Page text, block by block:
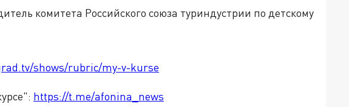
комитета Российского союза туриндустрии по детскому
shows/rubric/my-v-kurse
https://t.me/afonina_news